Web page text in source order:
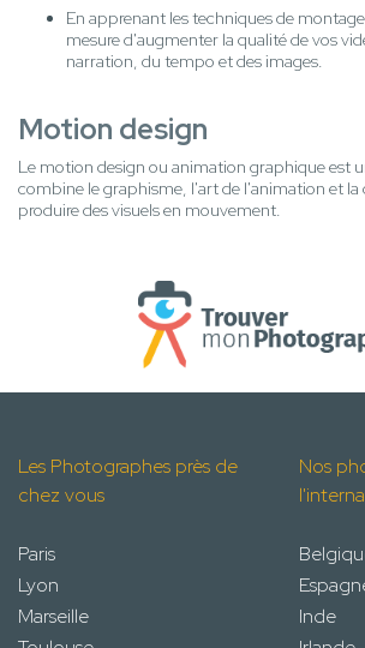
En apprenant les techniques de
mesure d'augmenter la qualité de vos
narration, du tempo et des images.
Motion design
Le motion design ou animation graphique est
combine le graphisme, l'art de l'animation et la
produire des visuels en mouvement.
Les Photographes près de
chez vous
Paris
Lyon
Marseille
Nos
Inde